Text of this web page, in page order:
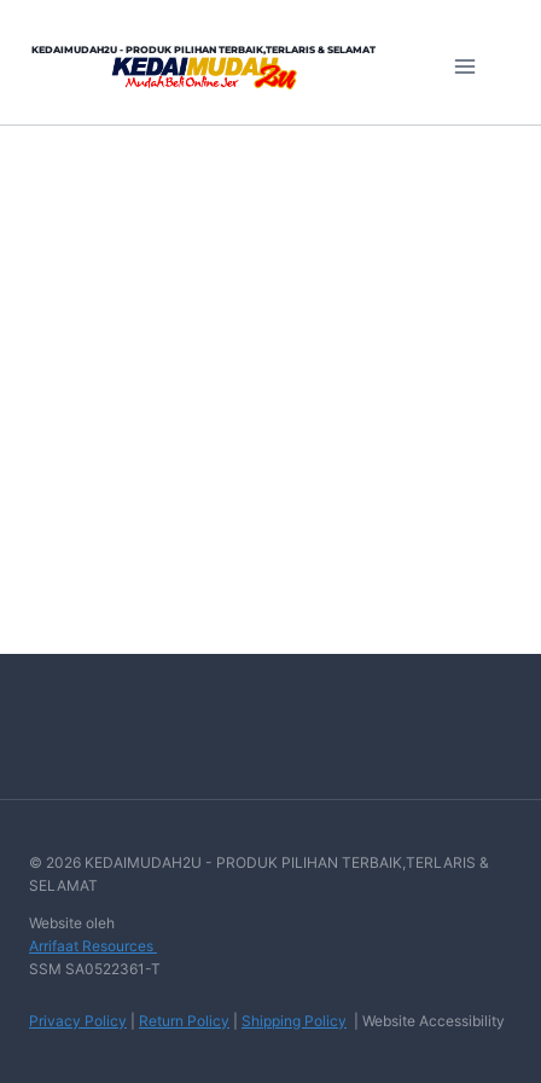
KEDAIMUDAH2U - PRODUK PILIHAN TERBAIK,TERLARIS & SELAMAT
© 2026 KEDAIMUDAH2U - PRODUK PILIHAN TERBAIK,TERLARIS &
SELAMAT
Website oleh
Arrifaat Resources
SSM SA0522361-T
Privacy Policy Return Policy Shipping Policy | Website Accessibility